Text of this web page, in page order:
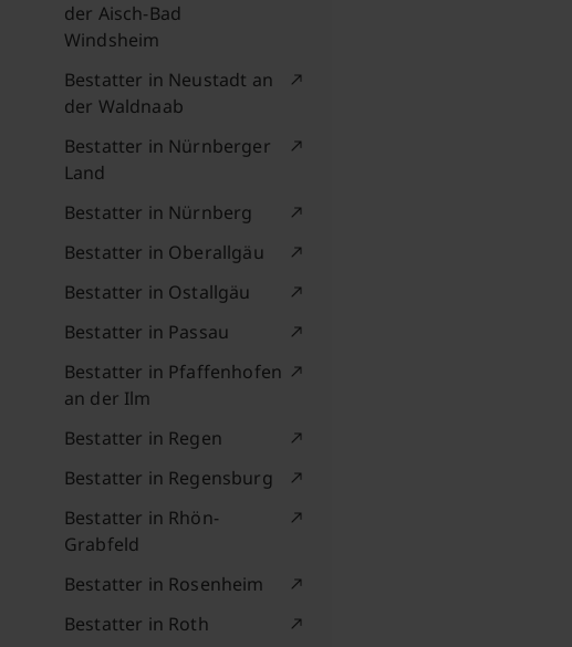
der Aisch-Bad
Windsheim
Bestatter in Neustadt an
der Waldnaab
Bestatter in Nürnberger
Land
Bestatter in Nürnberg
Bestatter in Oberallgäu
Bestatter in Ostallgäu
Bestatter in Passau
Bestatter in Pfaffenhofen
an der Ilm
Bestatter in Regen
Bestatter in Regensburg
Bestatter in Rhön-
Grabfeld
Bestatter in Rosenheim
Bestatter in Roth